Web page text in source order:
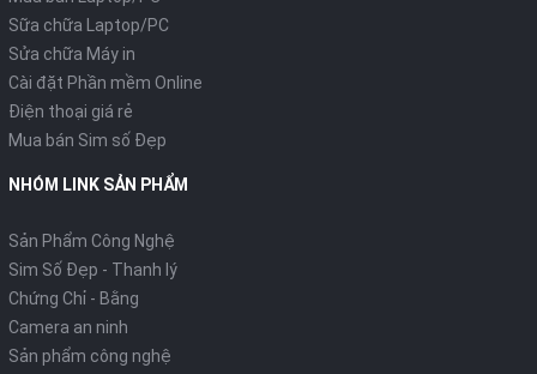
Sữa chữa Laptop/PC
Sửa chữa Máy in
Cài đặt Phần mềm Online
Điện thoại giá rẻ
Mua bán Sim số Đẹp
NHÓM LINK SẢN PHẨM
Sản Phẩm Công Nghệ
Sim Số Đẹp - Thanh lý
Chứng Chỉ - Bằng
Camera an ninh
Sản phẩm công nghệ